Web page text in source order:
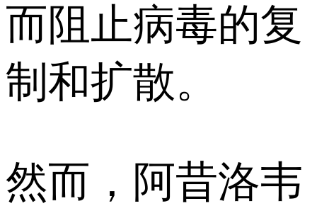
而阻止病毒的复
制和扩散。
然而，阿昔洛韦